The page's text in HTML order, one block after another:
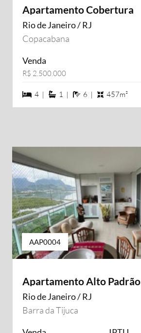
Apartamento Cobertura
Rio de Janeiro / RJ
Copacabana
Venda
R$ 2.500.000
4 dormiórios
4 | 1 suítes
1 | 6 banheiros
6 | 457m²
AAP0004
Apartamento Alto Padrão
Rio de Janeiro / RJ
Barra da Tijuca